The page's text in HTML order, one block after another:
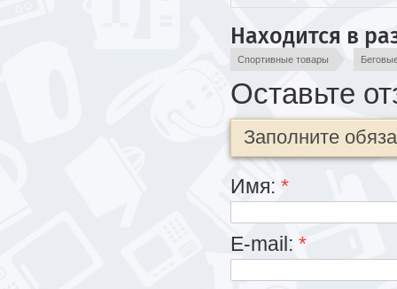
Находится в
Спортивные товары
Оставьте
Заполните
Имя: *
E-mail: *